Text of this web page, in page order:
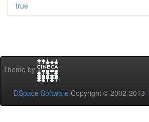
true
Theme by
DSpace Software Copyright © 2002-2013